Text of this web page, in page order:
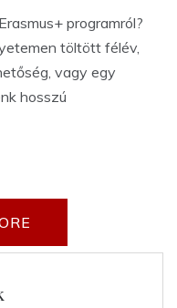
programról?
töltött félév,
vagy egy
hosszú